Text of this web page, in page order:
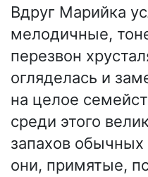
Вдруг Марийка
мелодичные,
перезвон
огляделась и
на целое
среди этого
запахов обычных
они, примятые,